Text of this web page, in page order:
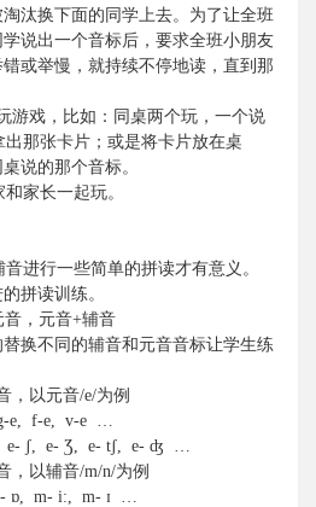
汰换下面的同学上去。为了让全班
说出一个音标后，要求全班小朋友
或举慢，就持续不停地读，直到那
游戏，比如：同桌两个玩，一个说
出那张卡片；或是将卡片放在桌
说的那个音标。
家长一起玩。
进行一些简单的拼读才有意义。
拼读训练。
音，元音+辅音
换不同的辅音和元音音标让学生练
，以元音/e/为例
e, f-e, v-e …
e- ʃ, e- Ʒ, e- tʃ, e- ʤ
…
，以辅音/m/n/为例
ɒ, m- i:, m- ɪ
…